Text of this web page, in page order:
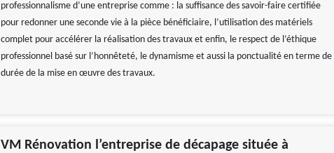
professionnalisme d’une entreprise comme : la suffisance des savoir-faire certifiée
pour redonner une seconde vie à la pièce bénéficiaire, l’utilisation des matériels
complet pour accélérer la réalisation des travaux et enfin, le respect de l’éthique
professionnel basé sur l’honnêteté, le dynamisme et aussi la ponctualité en terme de
durée de la mise en œuvre des travaux.
VM Rénovation l’entreprise de décapage située à